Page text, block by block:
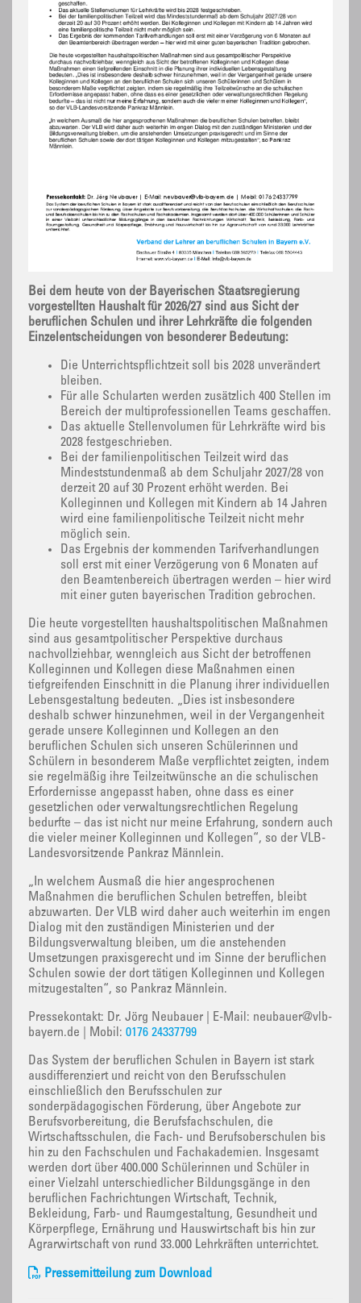
Bei dem heute von der Bayerischen Staatsregierung
vorgestellten Haushalt für 2026/27 sind aus Sicht der
beruflichen Schulen und ihrer Lehrkräfte die folgenden
Einzelentscheidungen von besonderer Bedeutung:
Die Unterrichtspflichtzeit soll bis 2028 unverändert
bleiben.
Für alle Schularten werden zusätzlich 400 Stellen im
Bereich der multiprofessionellen Teams geschaffen.
Das aktuelle Stellenvolumen für Lehrkräfte wird bis
2028 festgeschrieben.
Bei der familienpolitischen Teilzeit wird das
Mindeststundenmaß ab dem Schuljahr 2027/28 von
derzeit 20 auf 30 Prozent erhöht werden. Bei
Kolleginnen und Kollegen mit Kindern ab 14 Jahren
wird eine familienpolitische Teilzeit nicht mehr
möglich sein.
Das Ergebnis der kommenden Tarifverhandlungen
soll erst mit einer Verzögerung von 6 Monaten auf
den Beamtenbereich übertragen werden – hier wird
mit einer guten bayerischen Tradition gebrochen.
Die heute vorgestellten haushaltspolitischen Maßnahmen
sind aus gesamtpolitischer Perspektive durchaus
nachvollziehbar, wenngleich aus Sicht der betroffenen
Kolleginnen und Kollegen diese Maßnahmen einen
tiefgreifenden Einschnitt in die Planung ihrer individuellen
Lebensgestaltung bedeuten. „Dies ist insbesondere
deshalb schwer hinzunehmen, weil in der Vergangenheit
gerade unsere Kolleginnen und Kollegen an den
beruflichen Schulen sich unseren Schülerinnen und
Schülern in besonderem Maße verpflichtet zeigten, indem
sie regelmäßig ihre Teilzeitwünsche an die schulischen
Erfordernisse angepasst haben, ohne dass es einer
gesetzlichen oder verwaltungsrechtlichen Regelung
bedurfte – das ist nicht nur meine Erfahrung, sondern auch
die vieler meiner Kolleginnen und Kollegen“, so der VLB-
Landesvorsitzende Pankraz Männlein.
„In welchem Ausmaß die hier angesprochenen
Maßnahmen die beruflichen Schulen betreffen, bleibt
abzuwarten. Der VLB wird daher auch weiterhin im engen
Dialog mit den zuständigen Ministerien und der
Bildungsverwaltung bleiben, um die anstehenden
Umsetzungen praxisgerecht und im Sinne der beruflichen
Schulen sowie der dort tätigen Kolleginnen und Kollegen
mitzugestalten“, so Pankraz Männlein.
Pressekontakt: Dr. Jörg Neubauer | E-Mail: neubauer@vlb-
bayern.de | Mobil: 0176 24337799
Das System der beruflichen Schulen in Bayern ist stark
ausdifferenziert und reicht von den Berufsschulen
einschließlich den Berufsschulen zur
sonderpädagogischen Förderung, über Angebote zur
Berufsvorbereitung, die Berufsfachschulen, die
Wirtschaftsschulen, die Fach- und Berufsoberschulen bis
hin zu den Fachschulen und Fachakademien. Insgesamt
werden dort über 400.000 Schülerinnen und Schüler in
einer Vielzahl unterschiedlicher Bildungsgänge in den
beruflichen Fachrichtungen Wirtschaft, Technik,
Bekleidung, Farb- und Raumgestaltung, Gesundheit und
Körperpflege, Ernährung und Hauswirtschaft bis hin zur
Agrarwirtschaft von rund 33.000 Lehrkräften unterrichtet.
Pressemitteilung zum Download